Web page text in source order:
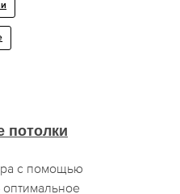
потолки
с помощью